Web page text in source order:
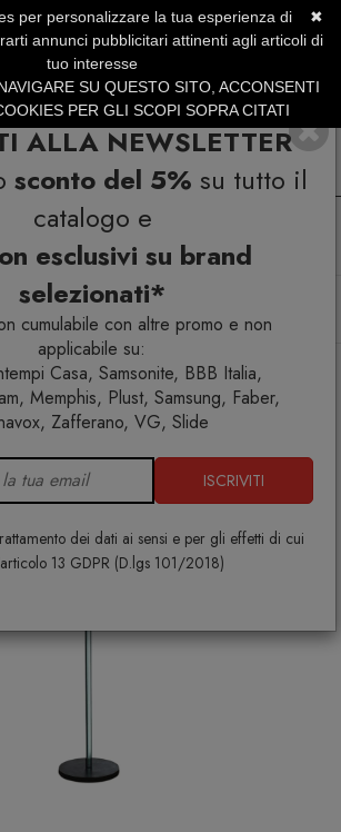
ALLA NEWSLETTER
sconto del 5% su tutto il
catalogo e
esclusivi su brand
selezionati*
cumulabile con altre promo e non
applicabile su:
Casa, Samsonite, BBB Italia,
Memphis, Plust, Samsung, Faber,
Zafferano, VG, Slide
ISCRIVITI
dei dati ai sensi e per gli effetti di cui
13 GDPR (D.lgs 101/2018)
CLIENTI +39.0773.470.562
SALES | Fino al 31 Agosto
Complementi
Appendiabiti stender
Porta abiti a piantana
✖
per personalizzare la tua esperienza di
annunci pubblicitari attinenti agli articoli di
tuo interesse
SU QUESTO SITO, ACCONSENTI
PER GLI SCOPI SOPRA CITATI